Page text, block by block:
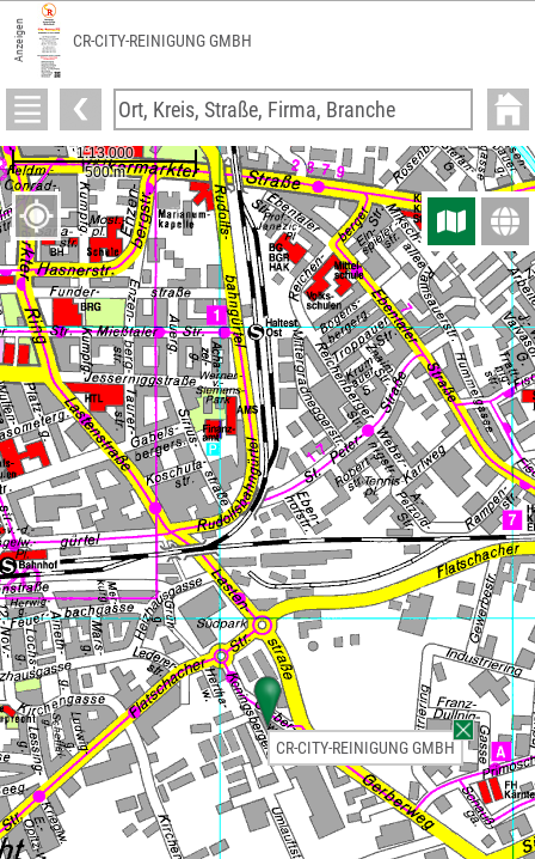
Anzeigen CR-CITY-REINIGUNG GMBH
CR-CITY-REINIGUNG GMBH